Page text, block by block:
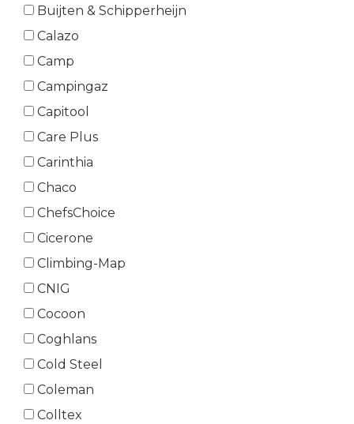
Buijten & Schipperheijn
Calazo
Camp
Campingaz
Capitool
Care Plus
Carinthia
Chaco
ChefsChoice
Cicerone
Climbing-Map
CNIG
Cocoon
Coghlans
Cold Steel
Coleman
Colltex